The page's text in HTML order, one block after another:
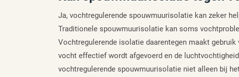
Ja, vochtregulerende spouwmuurisolatie kan zeker
Traditionele spouwmuurisolatie kan soms
Vochtregulerende isolatie daarentegen maakt
vocht effectief wordt afgevoerd en de
vochtregulerende spouwmuurisolatie niet alleen bij